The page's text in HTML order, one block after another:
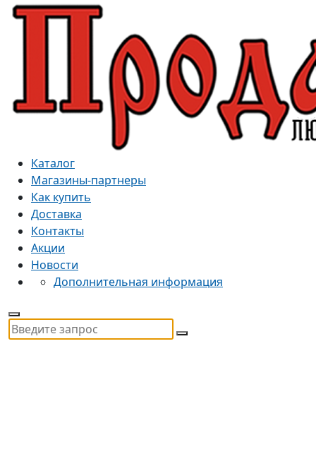
Каталог
Магазины-партнеры
Как купить
Доставка
Контакты
Акции
Новости
Дополнительная информация